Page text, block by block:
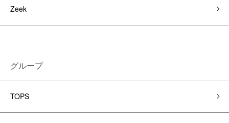
Zeek
グループ
TOPS